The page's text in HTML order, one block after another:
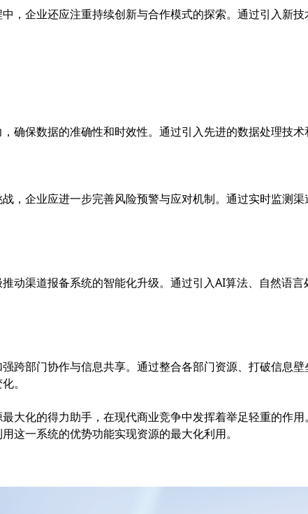
，企业还应注重持续创新与合作模式的探索。通过引入新
确保数据的准确性和时效性。通过引入先进的数据处理技
，企业应进一步完善风险预警与应对机制。通过实时监测
动渠道报备系统的智能化升级。通过引入AI算法、自然语
跨部门协作与信息共享。通过整合各部门资源、打破信息
。
大化的得力助手，在现代商业竞争中发挥着举足轻重的作
这一系统的优势功能实现资源的最大化利用。